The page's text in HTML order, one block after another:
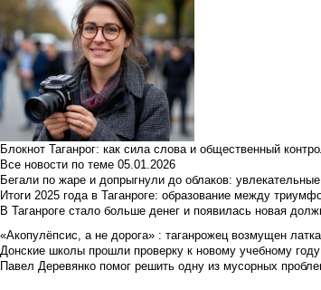
Блокнот Таганрог: как сила слова и общественный
Все новости по теме 05.01.2026
Бегали по жаре и допрыгнули до облаков:
Итоги 2025 года в Таганроге: образование между
В Таганроге стало больше денег и появилась новая
«Акопулёпсис, а не дорога» : таганрожец возмущен
Донские школы прошли проверку к новому учебному году
Павел Деревянко помог решить одну из мусорных